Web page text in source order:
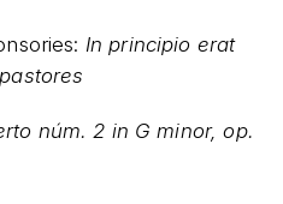
In principio erat
núm. 2 in G minor, op.